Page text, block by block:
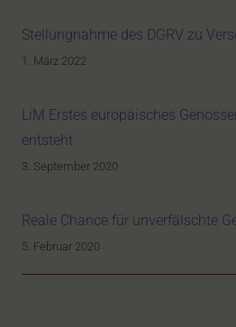
Stellungnahme des DGRV zu
1. März 2022
LiM Erstes europäisches
entsteht
3. September 2020
Reale Chance für unverfälschte
5. Februar 2020